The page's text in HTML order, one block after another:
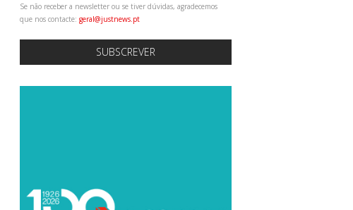
Se não receber a newsletter ou se tiver dúvidas, agradecemos
que nos contacte: geral@justnews.pt
SUBSCREVER